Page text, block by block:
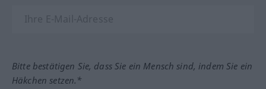
Bitte bestätigen Sie, dass Sie ein Mensch sind, indem Sie ein
Häkchen setzen.*